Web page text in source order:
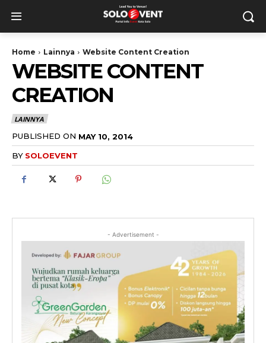
Home Lainnya Website Content Creation
WEBSITE CONTENT
CREATION
LAINNYA
PUBLISHED ON MAY 10, 2014
BY SOLOEVENT
- Advertisement -